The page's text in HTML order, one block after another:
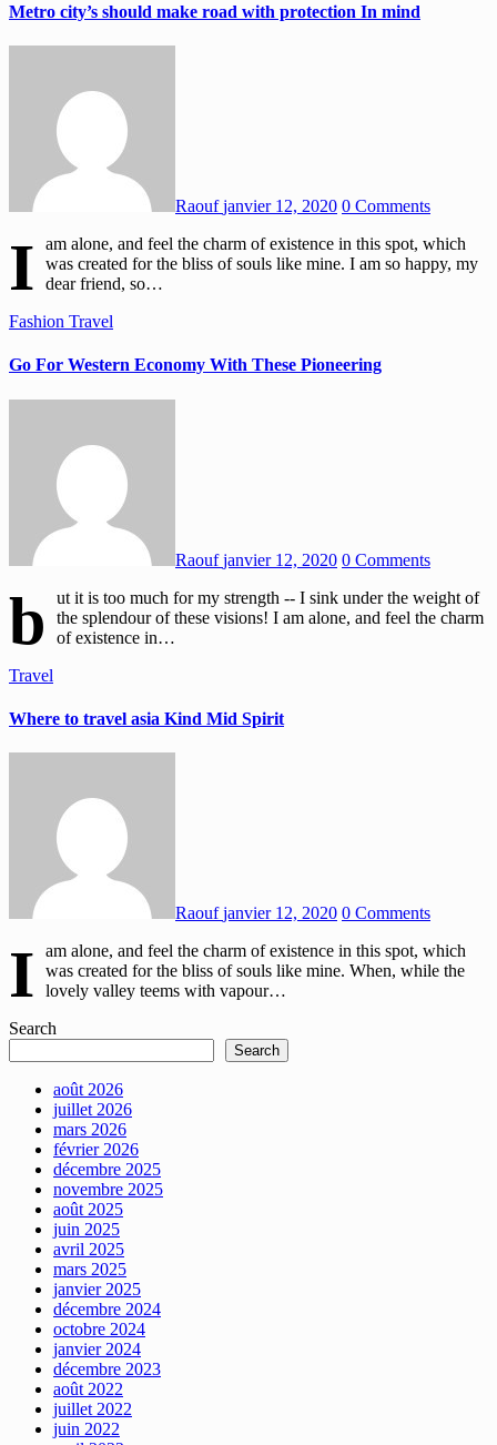
Metro city’s should make road with protection In mind
Raoufjanvier 12, 2020 0 Comments
I
am alone, and feel the charm of existence in this spot, which
was created for the bliss of souls like mine. I am so happy, my
dear friend, so…
Fashion Travel
Go For Western Economy With These Pioneering
Raoufjanvier 12, 2020 0 Comments
b
ut it is too much for my strength -- I sink under the weight of
the splendour of these visions! I am alone, and feel the charm
of existence in…
Travel
Where to travel asia Kind Mid Spirit
Raoufjanvier 12, 2020 0 Comments
I
am alone, and feel the charm of existence in this spot, which
was created for the bliss of souls like mine. When, while the
lovely valley teems with vapour…
Search
Search
août 2026
juillet 2026
mars 2026
février 2026
décembre 2025
novembre 2025
août 2025
juin 2025
avril 2025
mars 2025
janvier 2025
décembre 2024
octobre 2024
janvier 2024
décembre 2023
août 2022
juillet 2022
juin 2022